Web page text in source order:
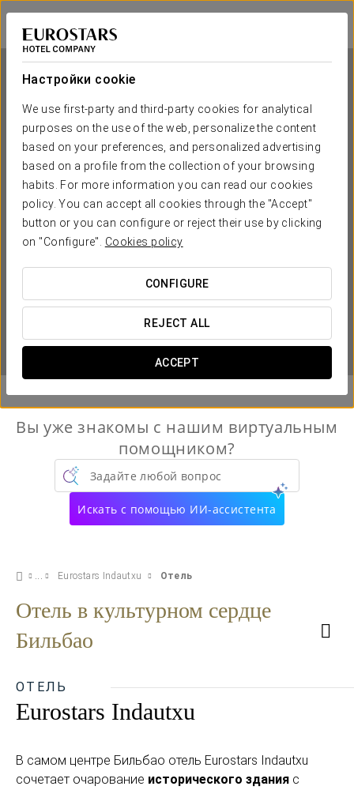
Настройки cookie
We use first-party and third-party cookies for analytical
purposes on the use of the web, personalize the content
based on your preferences, and personalized advertising
based on a profile from the collection of your browsing
habits. For more information you can read our cookies
policy. You can accept all cookies through the "Accept"
button or you can configure or reject their use by clicking
on "Configure". Cookies policy
CONFIGURE
REJECT ALL
ACCEPT
Eurostars Indautxu
БИЛЬБАО
Eurostars Indautxu
БИЛЬБАО
 
Вы уже знакомы с нашим виртуальным
помощником?
Задайте любой вопрос
Искать с помощью ИИ-ассистента
Eurostars Indautxu Отель
Отель в культурном сердце
Бильбао
ОТЕЛЬ
Eurostars Indautxu
В самом центре Бильбао отель Eurostars Indautxu
сочетает очарование исторического здания с